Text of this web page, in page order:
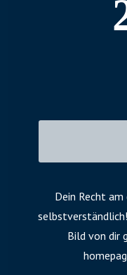
Dein Recht
Bild von dir